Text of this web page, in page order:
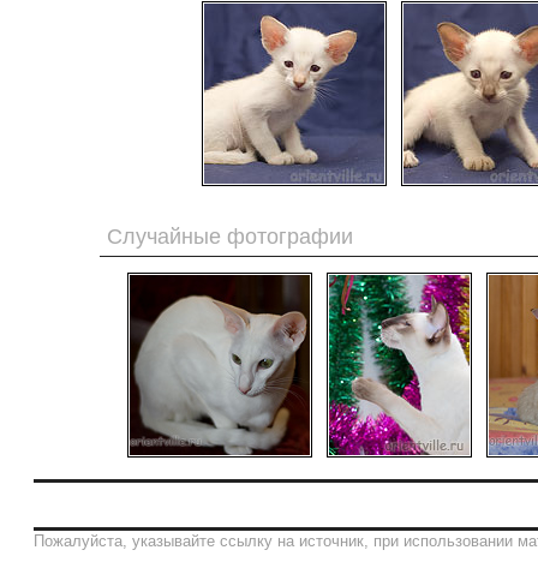
Случайные фотографии
Пожалуйста, указывайте ссылку на источник, при использовании